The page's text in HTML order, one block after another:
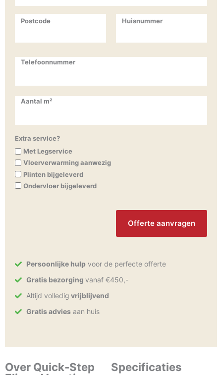
Huisnummer
Postcode
Telefoonnummer
Aantal m²
Extra service?
Met Legservice
Vloerverwarming aanwezig
Plinten bijgeleverd
Ondervloer bijgeleverd
Persoonlijke hulpvoor de perfecte offerte
Gratis bezorging vanaf €450,-
Altijd volledig vrijblijvend
Gratis adviesaan huis
Over Quick-Step
Specificaties